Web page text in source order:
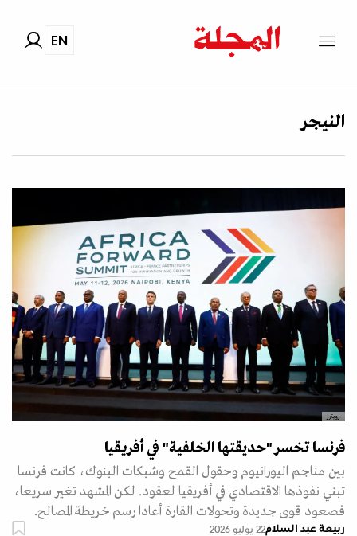
EN
النيجر
رويترز
فرنسا تخسر "حديقتها الخلفية" في أفريقيا
بين مناجم اليورانيوم وحقول القمح وشبكات البنوك، كانت فرنسا
تبني نفوذها الاقتصادي في أفريقيا لعقود. لكن المشهد تغير سريعا،
فصعود قوى جديدة وتحولات القارة أعادا رسم خريطة المصالح.
ربيعة عبد السلام22 يوليو 2026